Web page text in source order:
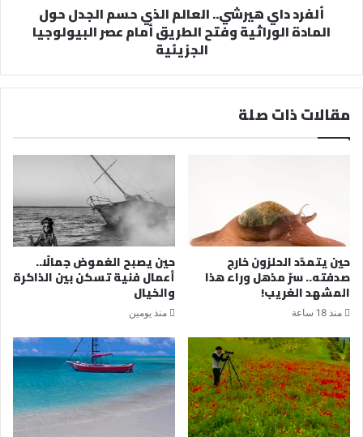
ألفرد داي هيرشي.. العالم الذي حسم الجدل حول
المادة الوراثية وفتح الطريق أمام عصر البيولوجيا
الجزيئية
مقالات ذات صلة
حين يتمدّد الحلزون خارج
صدفته.. سرّ مذهل وراء هذا
المشهد الغريب!
منذ 18 ساعة
حين يصبح الغموض جمالًا..
أعمال فنية تسكن بين الذاكرة
والخيال
منذ يومين